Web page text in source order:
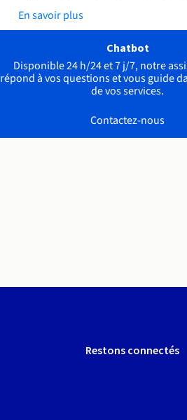
En savoir plus
Chatbot
Disponible 24 h/24 et 7 j/7, notre
répond à vos questions et vous guide
de vos services.
Contactez-nous
Restons connectés